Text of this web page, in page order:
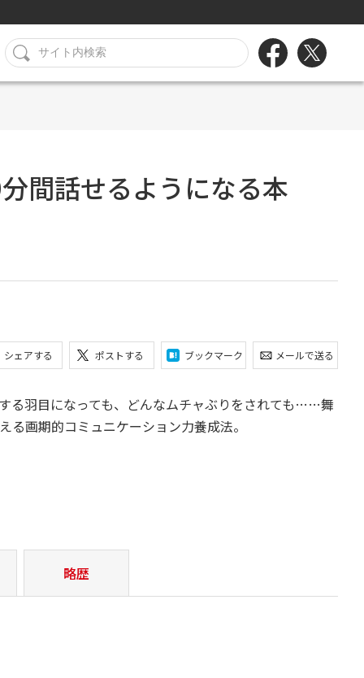
間話せるようになる本
シェアする ポストする ブックマーク メールで送る
る羽目になっても、どんなムチャぶりをされても……舞
画期的コミュニケーション力養成法。
略歴